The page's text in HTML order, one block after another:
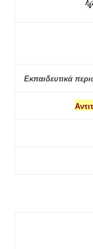
Εκπαιδευτικά